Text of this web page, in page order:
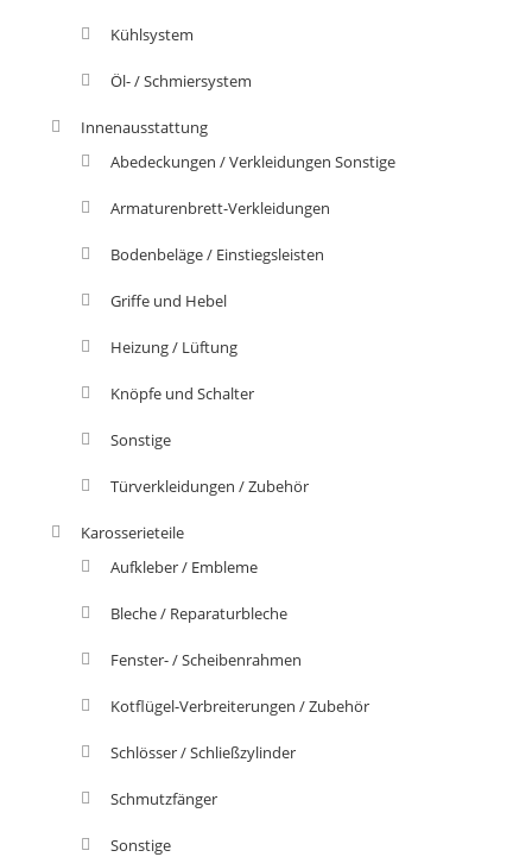
Kühlsystem
Öl- / Schmiersystem
Innenausstattung
Abedeckungen / Verkleidungen Sonstige
Armaturenbrett-Verkleidungen
Bodenbeläge / Einstiegsleisten
Griffe und Hebel
Heizung / Lüftung
Knöpfe und Schalter
Sonstige
Türverkleidungen / Zubehör
Karosserieteile
Aufkleber / Embleme
Bleche / Reparaturbleche
Fenster- / Scheibenrahmen
Kotflügel-Verbreiterungen / Zubehör
Schlösser / Schließzylinder
Schmutzfänger
Sonstige